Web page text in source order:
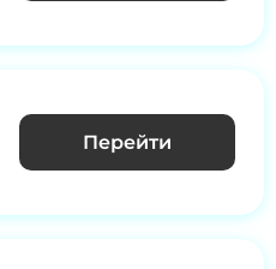
Перейти